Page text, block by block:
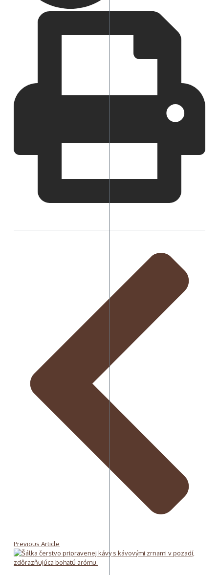
Previous Article